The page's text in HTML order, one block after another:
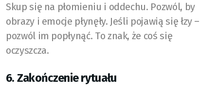
Skup się na płomieniu i oddechu. Pozwól, by
obrazy i emocje płynęły. Jeśli pojawią się łzy –
pozwól im popłynąć. To znak, że coś się
oczyszcza.
6. Zakończenie rytuału